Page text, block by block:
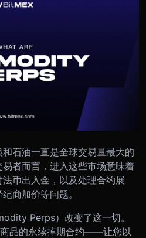
石油一直是全球交易量最大的
者而言，进入这些市场意味着
币出入金，以及处理合约展
商加价等问题。
Perps）改变了这一切。
品的永续掉期合约——让您以